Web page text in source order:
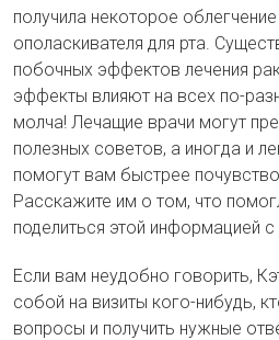
получила некоторое
ополаскивателя для рта.
побочных эффектов лечения
эффекты влияют на всех по-
молча! Лечащие врачи могут
полезных советов, а иногда и
помогут вам быстрее
Расскажите им о том, что
поделиться этой информацией
Если вам неудобно говорить,
собой на визиты кого-нибудь,
вопросы и получить нужные